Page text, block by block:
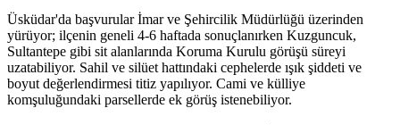
Üsküdar'da başvurular İmar ve Şehircilik Müdürlüğü üzerinden
yürüyor; ilçenin geneli 4-6 haftada sonuçlanırken Kuzguncuk,
Sultantepe gibi sit alanlarında Koruma Kurulu görüşü süreyi
uzatabiliyor. Sahil ve silüet hattındaki cephelerde ışık şiddeti ve
boyut değerlendirmesi titiz yapılıyor. Cami ve külliye
komşuluğundaki parsellerde ek görüş istenebiliyor.